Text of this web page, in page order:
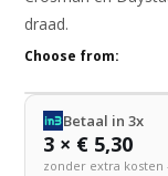
draad.
Choose from:
Betaal in 3x
3 × € 5,30
zonder extra kosten